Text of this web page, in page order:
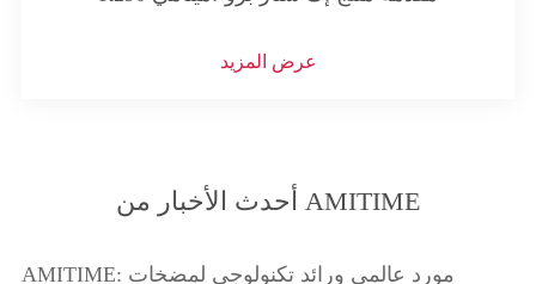
عرض المزيد
أحدث الأخبار من AMITIME
AMITIME: مورد عالمي ورائد تكنولوجي لمضخات